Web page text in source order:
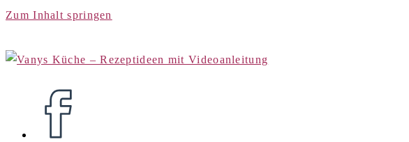
Zum Inhalt springen